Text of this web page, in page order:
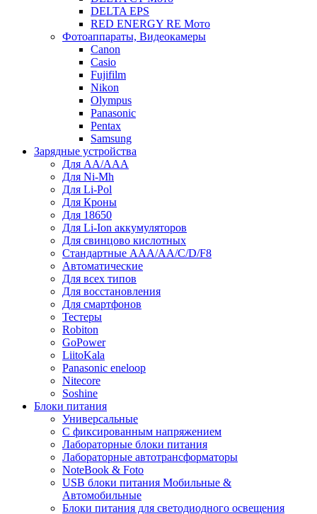
DELTA EPS
RED ENERGY RE Мото
Фотоаппараты, Видеокамеры
Canon
Casio
Fujifilm
Nikon
Olympus
Panasonic
Pentax
Samsung
Зарядные устройства
Для AA/AAA
Для Ni-Mh
Для Li-Pol
Для Кроны
Для 18650
Для Li-Ion аккумуляторов
Для свинцово кислотных
Стандартные ААА/АА/С/D/F8
Автоматические
Для всех типов
Для восстановления
Для смартфонов
Тестеры
Robiton
GoPower
LiitoKala
Panasonic eneloop
Nitecore
Soshine
Блоки питания
Универсальные
C фиксированным напряжением
Лабораторные блоки питания
Лабораторные автотрансформаторы
NoteBook & Foto
USB блоки питания Мобильные &
Автомобильные
Блоки питания для светодиодного освещения